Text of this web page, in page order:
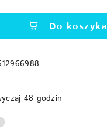
Do koszyka
48 godzin